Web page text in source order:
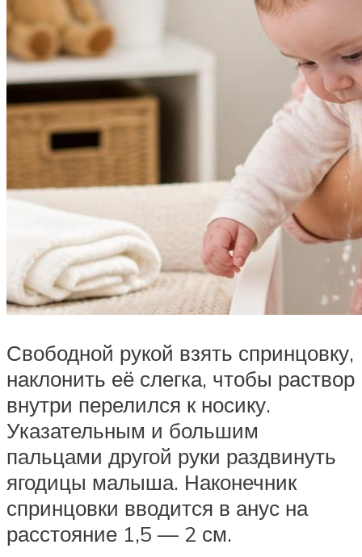
Свободной рукой взять спринцовку,
наклонить её слегка, чтобы раствор
внутри перелился к носику.
Указательным и большим
пальцами другой руки раздвинуть
ягодицы малыша. Наконечник
спринцовки вводится в анус на
расстояние 1,5 — 2 см.